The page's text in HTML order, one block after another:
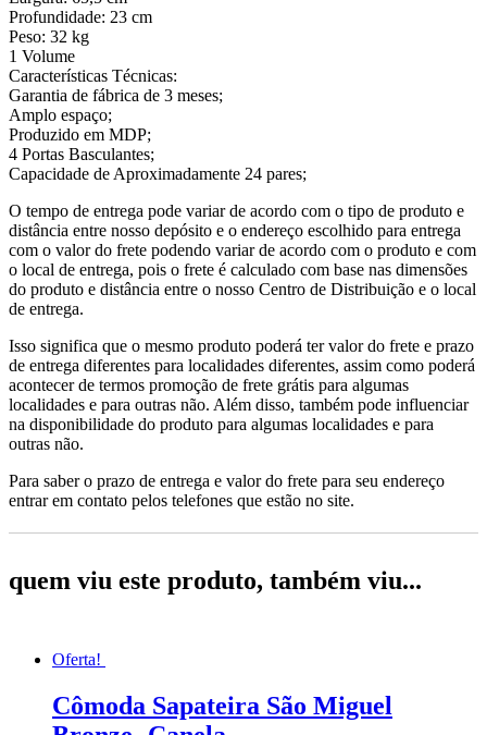
Profundidade: 23 cm
Peso: 32 kg
1 Volume
Características Técnicas:
Garantia de fábrica de 3 meses;
Amplo espaço;
Produzido em MDP;
4 Portas Basculantes;
Capacidade de Aproximadamente 24 pares;
O tempo de entrega pode variar de acordo com o tipo de produto e
distância entre nosso depósito e o endereço escolhido para entrega
com o valor do frete podendo variar de acordo com o produto e com
o local de entrega, pois o frete é calculado com base nas dimensões
do produto e distância entre o nosso Centro de Distribuição e o local
de entrega.
Isso significa que o mesmo produto poderá ter valor do frete e prazo
de entrega diferentes para localidades diferentes, assim como poderá
acontecer de termos promoção de frete grátis para algumas
localidades e para outras não. Além disso, também pode influenciar
na disponibilidade do produto para algumas localidades e para
outras não.
Para saber o prazo de entrega e valor do frete para seu endereço
entrar em contato pelos telefones que estão no site.
quem viu este produto, também viu...
Oferta!
Cômoda Sapateira São Miguel